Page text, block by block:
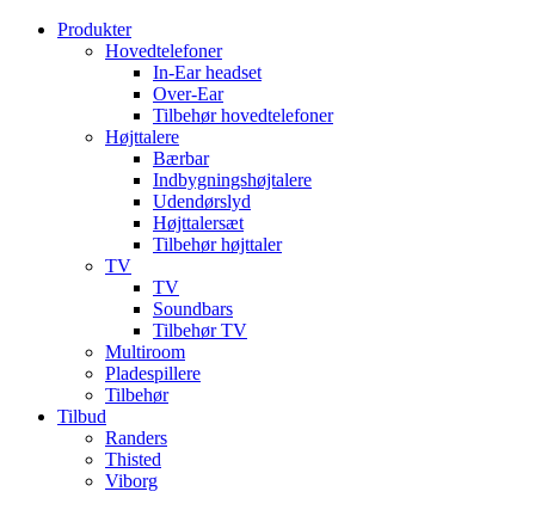
VidereProdukter
Hovedtelefoner
In-Ear headset
Over-Ear
Tilbehør hovedtelefoner
Højttalere
Bærbar
Indbygningshøjtalere
Udendørslyd
Højttalersæt
Tilbehør højttaler
TV
TV
Soundbars
Tilbehør TV
Multiroom
Pladespillere
Tilbehør
Tilbud
Randers
Thisted
Viborg